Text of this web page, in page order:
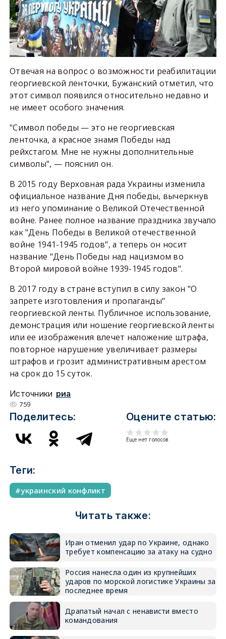
Отвечая на вопрос о возможности реабилитации
георгиевской ленточки, Бужанский отметил, что
этот символ появился относительно недавно и
не имеет особого значения.
"Символ победы — это не георгиевская
ленточка, а красное знамя Победы над
рейхстагом. Мне не нужны дополнительные
символы", — пояснил он.
В 2015 году Верховная рада Украины изменила
официальное название Дня победы, вычеркнув
из него упоминание о Великой Отечественной
войне. Ранее полное название праздника звучало
как "День Победы в Великой отечественной
войне 1941-1945 годов", а теперь он носит
название "День Победы над нацизмом во
Второй мировой войне 1939-1945 годов".
В 2017 году в стране вступил в силу закон "О
запрете изготовления и пропаганды"
георгиевской ленты. Публичное использование,
демонстрация или ношение георгиевской ленты
или ее изображения влечет наложение штрафа,
повторное нарушение увеличивает размеры
штрафов и грозит административным арестом
на срок до 15 суток.
Источники риа
759
Поделитесь: Оцените статью:
Еще нет голосов
Теги:
украинский конфликт
Читать также:
Иран отменил удар по Украине, однако
требует компенсацию за атаку на судно
Россия нанесла один из крупнейших
ударов по морской логистике Украины за
последнее время
Драпатый начал с ненависти вместо
командования